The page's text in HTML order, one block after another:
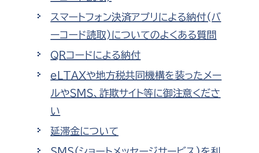
求職者
外国人
ペット
福祉政策課
生活援護課
高齢介護課
子ども政策課
子ども若者支援課
建設部
スマートフォン決済アプリによる納付(バ
ーコード読取)についてのよくある質問
QRコードによる納付
eLTAXや地方税共同機構を装ったメー
ルやSMS、詐欺サイト等に御注意くださ
い
延滞金について
SMS(ショートメッセージサービス)を利